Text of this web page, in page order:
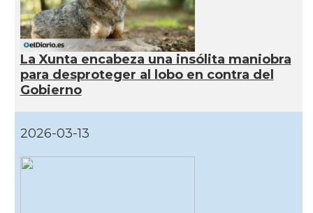
La Xunta encabeza una insólita maniobra
para desproteger al lobo en contra del
Gobierno
2026-03-13